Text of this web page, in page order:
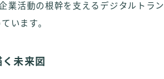
業活動の根幹を支えるデジタルトラン
います。
未来図